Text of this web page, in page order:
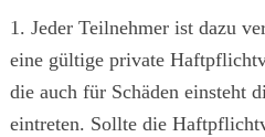
1. Jeder Teilnehmer ist dazu
eine gültige private
die auch für Schäden einsteht
eintreten. Sollte die